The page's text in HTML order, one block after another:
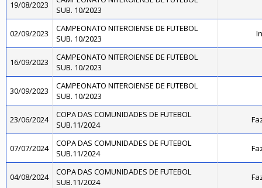
19/08/2023
SUB. 10/2023
02/09/2023
CAMPEONATO NITEROIENSE DE FUTEBOL
SUB. 10/2023
16/09/2023
CAMPEONATO NITEROIENSE DE FUTEBOL
SUB. 10/2023
30/09/2023
CAMPEONATO NITEROIENSE DE FUTEBOL
SUB. 10/2023
23/06/2024
COPA DAS COMUNIDADES DE FUTEBOL
SUB.11/2024
07/07/2024
COPA DAS COMUNIDADES DE FUTEBOL
SUB.11/2024
04/08/2024
COPA DAS COMUNIDADES DE FUTEBOL
SUB.11/2024